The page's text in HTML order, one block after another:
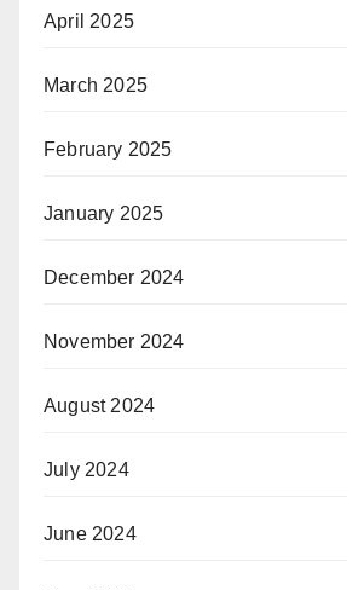
April 2025
March 2025
February 2025
January 2025
December 2024
November 2024
August 2024
July 2024
June 2024